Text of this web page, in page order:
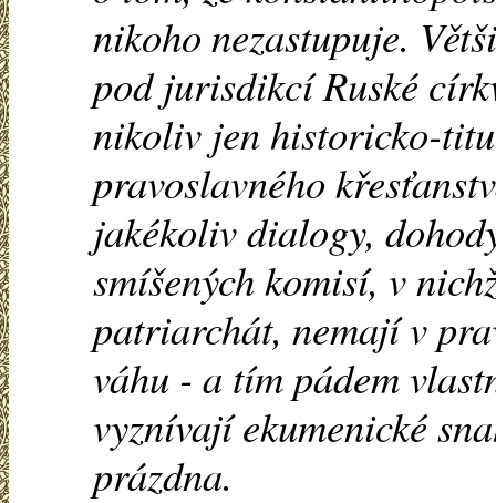
nikoho nezastupuje.
pod jurisdikcí Ruské
nikoliv jen historicko-
pravoslavného
jakékoliv dialogy,
smíšených komisí, v
patriarchát, nemají v
váhu - a tím pádem
vyznívají ekumenické
prázdna.